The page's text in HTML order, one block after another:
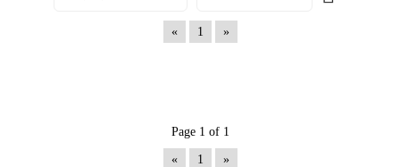
« 1 »
Page 1 of 1
« 1 »